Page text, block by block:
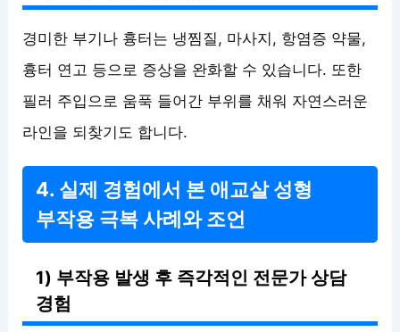
경미한 부기나 흉터는 냉찜질, 마사지, 항염증 약물,
흉터 연고 등으로 증상을 완화할 수 있습니다. 또한
필러 주입으로 움푹 들어간 부위를 채워 자연스러운
라인을 되찾기도 합니다.
4. 실제 경험에서 본 애교살 성형
부작용 극복 사례와 조언
1) 부작용 발생 후 즉각적인 전문가 상담
경험